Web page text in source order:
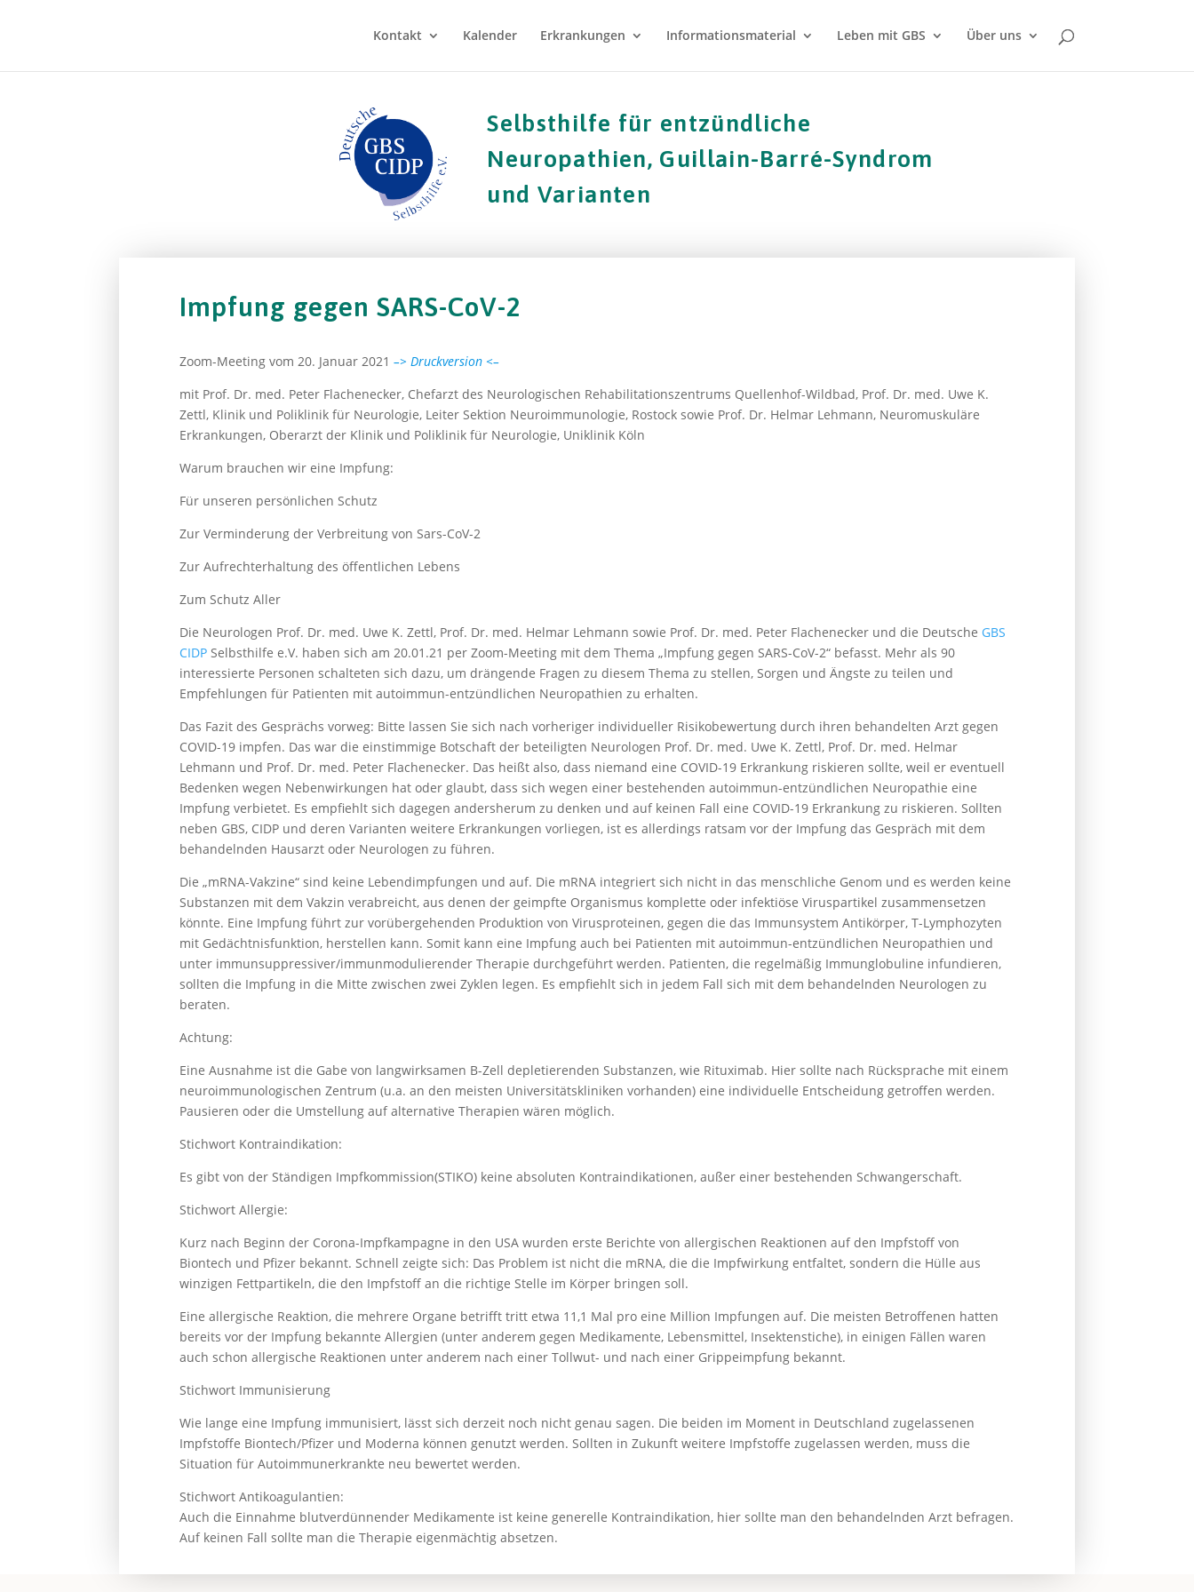
Kontakt Kalender Erkrankungen Informationsmaterial Leben mit GBS Über uns
Selbsthilfe für entzündliche
Neuropathien, Guillain-Barré-Syndrom
und Varianten
Impfung gegen SARS-CoV-2
Zoom-Meeting vom 20. Januar 2021 –> Druckversion <–
mit Prof. Dr. med. Peter Flachenecker, Chefarzt des Neurologischen Rehabilitationszentrums Quellenhof-Wildbad, Prof. Dr. med. Uwe K.
Zettl, Klinik und Poliklinik für Neurologie, Leiter Sektion Neuroimmunologie, Rostock sowie Prof. Dr. Helmar Lehmann, Neuromuskuläre
Erkrankungen, Oberarzt der Klinik und Poliklinik für Neurologie, Uniklinik Köln
Warum brauchen wir eine Impfung:
Für unseren persönlichen Schutz
Zur Verminderung der Verbreitung von Sars-CoV-2
Zur Aufrechterhaltung des öffentlichen Lebens
Zum Schutz Aller
Die Neurologen Prof. Dr. med. Uwe K. Zettl, Prof. Dr. med. Helmar Lehmann sowie Prof. Dr. med. Peter Flachenecker und die Deutsche GBS
CIDPSelbsthilfe e.V. haben sich am 20.01.21 per Zoom-Meeting mit dem Thema „Impfung gegen SARS-CoV-2“ befasst. Mehr als 90
interessierte Personen schalteten sich dazu, um drängende Fragen zu diesem Thema zu stellen, Sorgen und Ängste zu teilen und
Empfehlungen für Patienten mit autoimmun-entzündlichen Neuropathien zu erhalten.
Das Fazit des Gesprächs vorweg: Bitte lassen Sie sich nach vorheriger individueller Risikobewertung durch ihren behandelten Arzt gegen
COVID-19 impfen. Das war die einstimmige Botschaft der beteiligten Neurologen Prof. Dr. med. Uwe K. Zettl, Prof. Dr. med. Helmar
Lehmann und Prof. Dr. med. Peter Flachenecker. Das heißt also, dass niemand eine COVID-19 Erkrankung riskieren sollte, weil er eventuell
Bedenken wegen Nebenwirkungen hat oder glaubt, dass sich wegen einer bestehenden autoimmun-entzündlichen Neuropathie eine
Impfung verbietet. Es empfiehlt sich dagegen andersherum zu denken und auf keinen Fall eine COVID-19 Erkrankung zu riskieren. Sollten
neben GBS, CIDP und deren Varianten weitere Erkrankungen vorliegen, ist es allerdings ratsam vor der Impfung das Gespräch mit dem
behandelnden Hausarzt oder Neurologen zu führen.
Die „mRNA-Vakzine“ sind keine Lebendimpfungen und auf. Die mRNA integriert sich nicht in das menschliche Genom und es werden keine
Substanzen mit dem Vakzin verabreicht, aus denen der geimpfte Organismus komplette oder infektiöse Viruspartikel zusammensetzen
könnte. Eine Impfung führt zur vorübergehenden Produktion von Virusproteinen, gegen die das Immunsystem Antikörper, T-Lymphozyten
mit Gedächtnisfunktion, herstellen kann. Somit kann eine Impfung auch bei Patienten mit autoimmun-entzündlichen Neuropathien und
unter immunsuppressiver/immunmodulierender Therapie durchgeführt werden. Patienten, die regelmäßig Immunglobuline infundieren,
sollten die Impfung in die Mitte zwischen zwei Zyklen legen. Es empfiehlt sich in jedem Fall sich mit dem behandelnden Neurologen zu
beraten.
Achtung:
Eine Ausnahme ist die Gabe von langwirksamen B-Zell depletierenden Substanzen, wie Rituximab. Hier sollte nach Rücksprache mit einem
neuroimmunologischen Zentrum (u.a. an den meisten Universitätskliniken vorhanden) eine individuelle Entscheidung getroffen werden.
Pausieren oder die Umstellung auf alternative Therapien wären möglich.
Stichwort Kontraindikation:
Es gibt von der Ständigen Impfkommission(STIKO) keine absoluten Kontraindikationen, außer einer bestehenden Schwangerschaft.
Stichwort Allergie:
Kurz nach Beginn der Corona-Impfkampagne in den USA wurden erste Berichte von allergischen Reaktionen auf den Impfstoff von
Biontech und Pfizer bekannt. Schnell zeigte sich: Das Problem ist nicht die mRNA, die die Impfwirkung entfaltet, sondern die Hülle aus
winzigen Fettpartikeln, die den Impfstoff an die richtige Stelle im Körper bringen soll.
Eine allergische Reaktion, die mehrere Organe betrifft tritt etwa 11,1 Mal pro eine Million Impfungen auf. Die meisten Betroffenen hatten
bereits vor der Impfung bekannte Allergien (unter anderem gegen Medikamente, Lebensmittel, Insektenstiche), in einigen Fällen waren
auch schon allergische Reaktionen unter anderem nach einer Tollwut- und nach einer Grippeimpfung bekannt.
Stichwort Immunisierung
Wie lange eine Impfung immunisiert, lässt sich derzeit noch nicht genau sagen. Die beiden im Moment in Deutschland zugelassenen
Impfstoffe Biontech/Pfizer und Moderna können genutzt werden. Sollten in Zukunft weitere Impfstoffe zugelassen werden, muss die
Situation für Autoimmunerkrankte neu bewertet werden.
Stichwort Antikoagulantien:
Auch die Einnahme blutverdünnender Medikamente ist keine generelle Kontraindikation, hier sollte man den behandelnden Arzt befragen.
Auf keinen Fall sollte man die Therapie eigenmächtig absetzen.